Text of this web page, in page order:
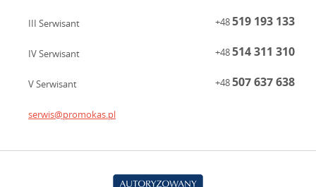
III Serwisant +48519 193 133
IV Serwisant +48514 311 310
V Serwisant +48507 637 638
serwis@promokas.pl